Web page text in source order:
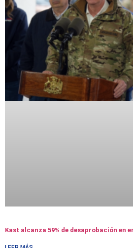
Kast alcanza 59% de desaprobación en